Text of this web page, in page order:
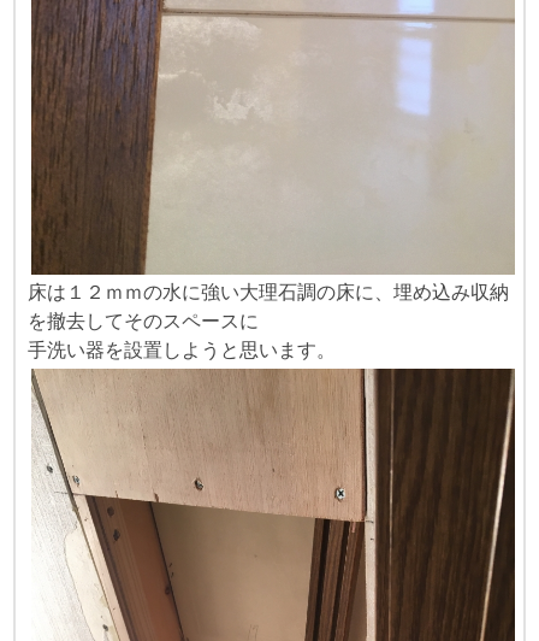
床は１２ｍｍの水に強い大理石調の床に、埋め込み収納
を撤去してそのスペースに
手洗い器を設置しようと思います。